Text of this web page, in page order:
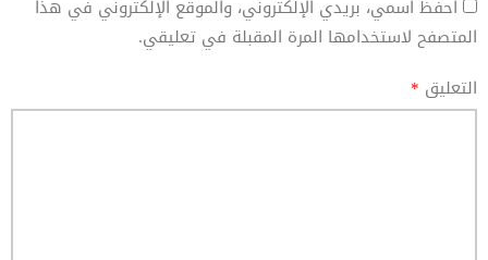
احفظ اسمي، بريدي الإلكتروني، والموقع الإلكتروني في هذا
المتصفح لاستخدامها المرة المقبلة في تعليقي.
التعليق *